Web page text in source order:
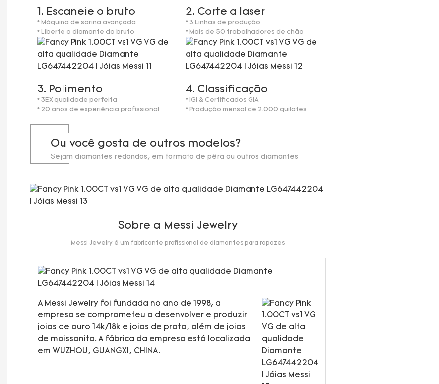
1. Escaneie o bruto
* Máquina de sarina avançada
* Liberte o diamante do bruto
2. Corte a laser
* 3 Linhas de produção
* Mais de 50 trabalhadores de chão
3. Polimento
* 3EX qualidade perfeita
* 20 anos de experiência profissional
4. Classificação
* IGI & Certificados GIA
* Produção mensal de 2.000 quilates
Ou você gosta de outros modelos?
Sejam diamantes redondos, em formato de pêra ou outros diamantes
Sobre a Messi Jewelry
Messi Jewelry é um fabricante profissional de diamantes para rapazes
A Messi Jewelry foi fundada no ano de 1998, a
empresa se comprometeu a desenvolver e produzir
joias de ouro 14k/18k e joias de prata, além de joias
de moissanita. A fábrica da empresa está localizada
em WUZHOU, GUANGXI, CHINA.